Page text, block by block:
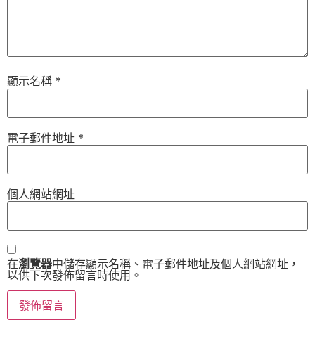
顯示名稱 *
電子郵件地址 *
個人網站網址
在瀏覽器中儲存顯示名稱、電子郵件地址及個人網站網址，
以供下次發佈留言時使用。